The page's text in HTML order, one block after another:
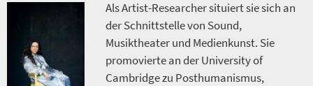
Als Artist-Researcher situiert sie sich an
der Schnittstelle von Sound,
Musiktheater und Medienkunst. Sie
promovierte an der University of
Cambridge zu Posthumanismus,